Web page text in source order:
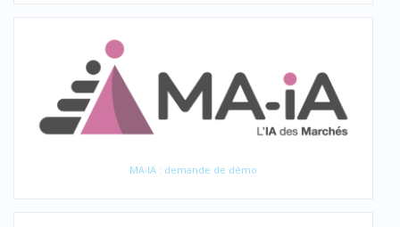
MA-IA : demande de démo